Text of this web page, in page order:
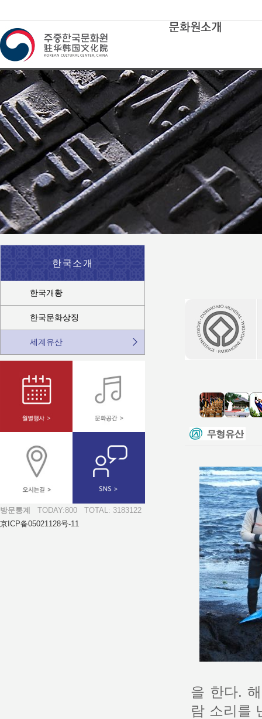
한국소개
한국개황
한국문화상징
세계유산
을 한다.
람 소리를
방문통계 TODAY:800
TOTAL: 3183122
京ICP备05021128号-11